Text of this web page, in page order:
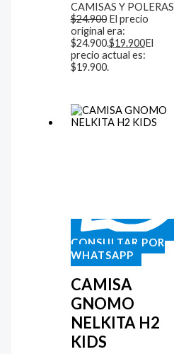
CAMISAS Y POLERAS
$24.900 El precio
original era:
$24.900.$19.900El
precio actual es:
$19.900.
CONSULTAR POR
WHATSAPP
CAMISA
GNOMO
NELKITA H2
KIDS